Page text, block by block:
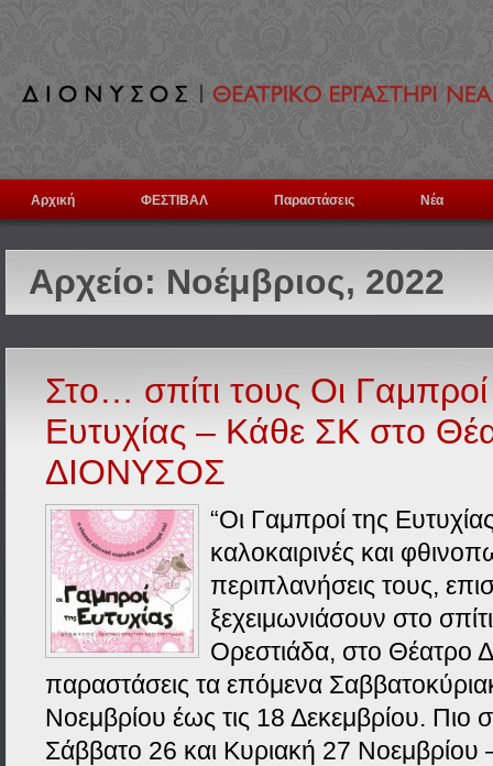
Αρχική ΦΕΣΤΙΒΑΛ Παραστάσεις Νέα
Αρχείο: Νοέμβριος, 2022
Στο… σπίτι τους Οι
Ευτυχίας – Κάθε ΣΚ στο
ΔΙΟΝΥΣΟΣ
“Οι Γαμπροί της
καλοκαιρινές και
περιπλανήσεις τους,
ξεχειμωνιάσουν στο
Ορεστιάδα, στο Θέατρο
παραστάσεις τα επόμενα
Νοεμβρίου έως τις 18 Δεκεμβρίου. Πιο
Σάββατο 26 και Κυριακή 27 Νοεμβρίου